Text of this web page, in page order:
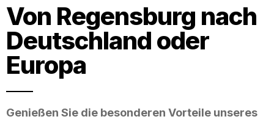
Von Regensburg nach
Deutschland oder
Europa
Genießen Sie die besonderen Vorteile unseres